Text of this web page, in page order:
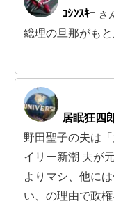
ｺｼﾝｽｷｰ さ
総理の旦那がも
居眠狂四
野田聖子の夫は
イリー新潮 夫が
よりマシ、他に
い、の理由で政